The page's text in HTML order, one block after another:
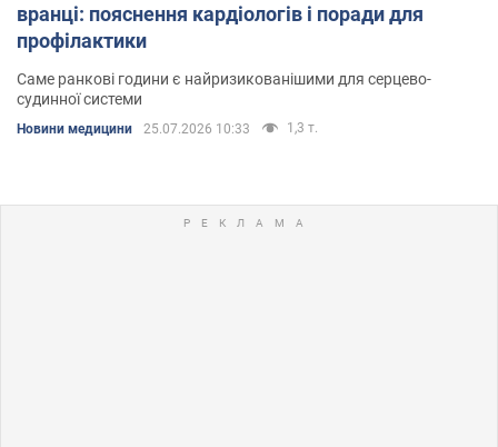
вранці: пояснення кардіологів і поради для
профілактики
Саме ранкові години є найризикованішими для серцево-
судинної системи
Новини медицини 25.07.2026 10:33 1,3 т.